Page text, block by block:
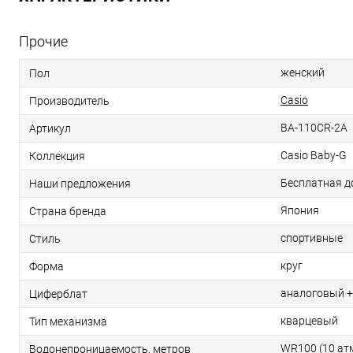
Прочие
Пол женский
Производитель Casio
Артикул BA-110CR-2A
Коллекция Casio Baby-G
Наши предложения Бесплатная
Страна бренда Япония
Стиль спортивные
Форма круг
Циферблат аналоговый
Тип механизма кварцевый
Водонепроницаемость, метров WR100 (10